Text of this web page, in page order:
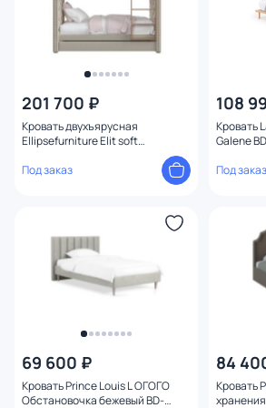
201 700 ₽
Кровать двухъярусная
Ellipsefurniture Elit soft
Под заказ
108
Кровать
Galene
Под заказ
69 600 ₽
Кровать Prince Louis L ОГОГО
Обстановочка бежевый BD-
84
Кровать